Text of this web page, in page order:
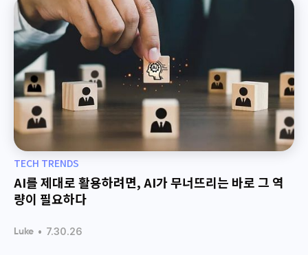
TECH TRENDS
AI를 제대로 활용하려면, AI가 무너뜨리는 바로 그 역
량이 필요하다
Luke • 7.30.26